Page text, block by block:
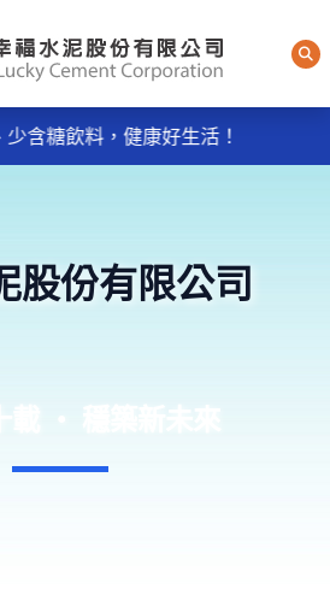
股份有限公司
做 天天我的餐盤6口訣餐餐吃，
含糖飲料，健康好生活！
到：主動服務，消除客戶抱怨
做 天天我的餐盤6口訣餐餐吃，
股份有限公司
載 ‧ 穩築新未來